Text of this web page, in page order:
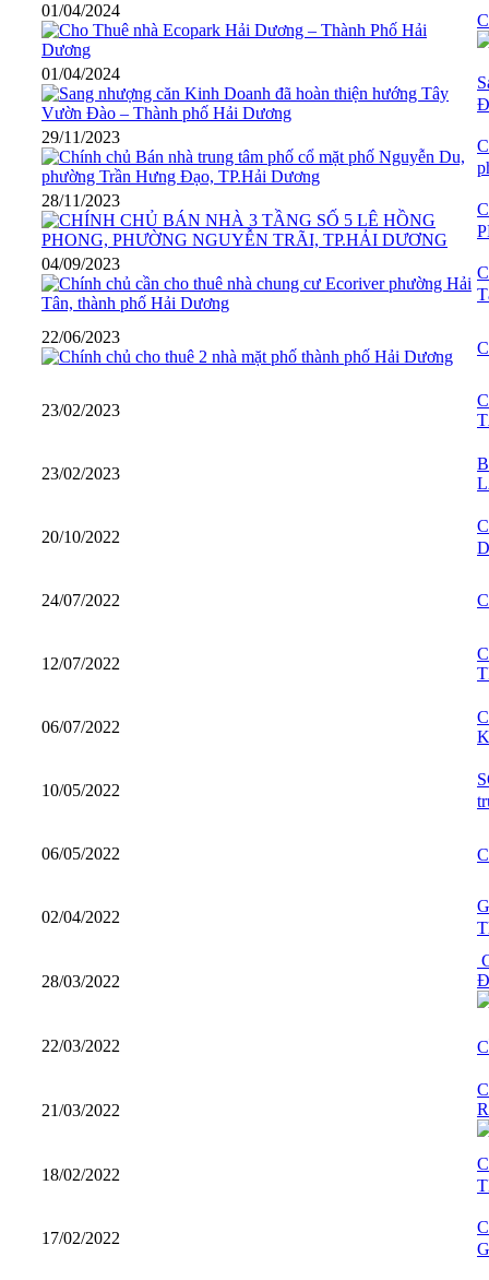
01/04/2024
01/04/2024
29/11/2023
28/11/2023
04/09/2023
22/06/2023
23/02/2023
23/02/2023
20/10/2022
24/07/2022
12/07/2022
06/07/2022
10/05/2022
06/05/2022
02/04/2022
28/03/2022
22/03/2022
21/03/2022
18/02/2022
17/02/2022